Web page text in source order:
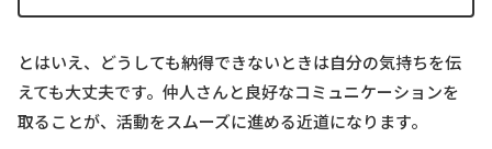
とはいえ、どうしても納得できないときは自分の気持ちを伝
えても大丈夫です。仲人さんと良好なコミュニケーションを
取ることが、活動をスムーズに進める近道になります。